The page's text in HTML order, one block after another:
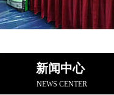
新闻中心
NEWS CENTER